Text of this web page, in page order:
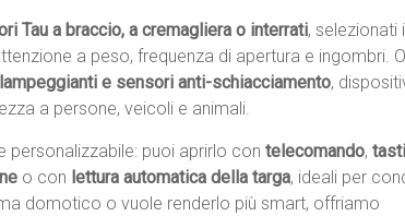
Tau a braccio, a cremagliera o interrati, selezionati
a peso, frequenza di apertura e ingombri.
e sensori anti-schiacciamento,
a persone, veicoli e animali.
personalizzabile: puoi aprirlo con telecomando,
o con lettura automatica della targa, ideali per
domotico o vuole renderlo più smart, offriamo